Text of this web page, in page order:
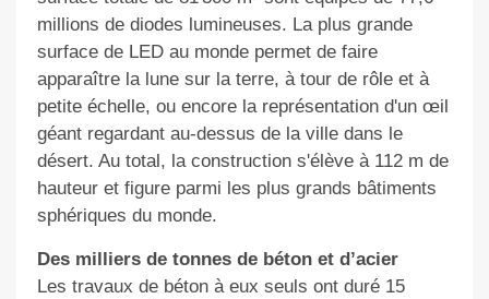
millions de diodes lumineuses. La plus grande
surface de LED au monde permet de faire
apparaître la lune sur la terre, à tour de rôle et à
petite échelle, ou encore la représentation d'un œil
géant regardant au-dessus de la ville dans le
désert. Au total, la construction s'élève à 112 m de
hauteur et figure parmi les plus grands bâtiments
sphériques du monde.
Des milliers de tonnes de béton et d’acier
Les travaux de béton à eux seuls ont duré 15